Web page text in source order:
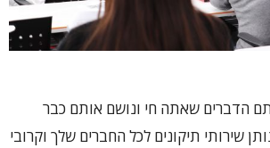
הדברים שאתה חי ונושם אותם כבר
שירותי תיקונים לכל החברים שלך וקרובי